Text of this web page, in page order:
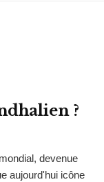
?
devenue
aujourd'hui icône